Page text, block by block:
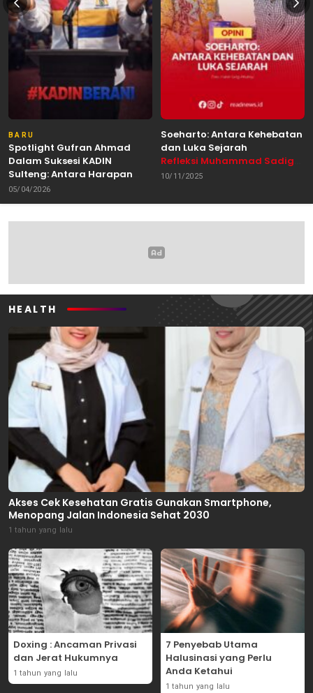
BARU
Spotlight Gufran Ahmad
Dalam Suksesi KADIN
Sulteng: Antara Harapan
dan Kebutuhan Perubahan
05/04/2026
Soeharto: Antara Kehebatan
dan Luka Sejarah
Refleksi Muhammad Sadig
Alhabsyie, Akademisi UIN
10/11/2025
HEALTH
Akses Cek Kesehatan Gratis Gunakan Smartphone,
Menopang Jalan Indonesia Sehat 2030
1 tahun yang lalu
Doxing : Ancaman Privasi
dan Jerat Hukumnya
1 tahun yang lalu
7 Penyebab Utama
Halusinasi yang Perlu
Anda Ketahui
1 tahun yang lalu